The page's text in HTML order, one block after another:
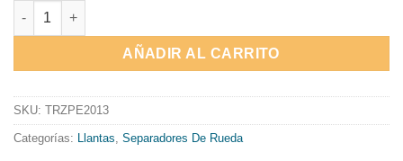
SEPARADORES CITROEN / PEUGEOT 4X108 - TORNILLO
AÑADIR AL CARRITO
SKU: TRZPE2013
Categorías: Llantas, Separadores De Rueda